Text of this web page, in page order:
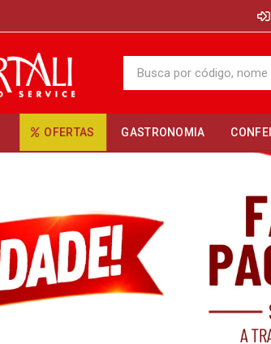
OFERTAS GASTRONOMIA